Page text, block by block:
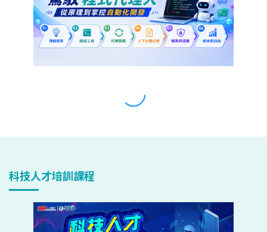
科技人才培訓課程